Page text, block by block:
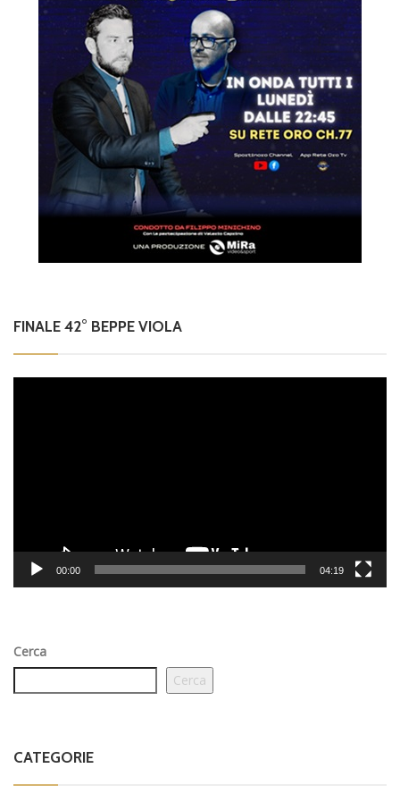
FINALE 42° BEPPE VIOLA
00:00 04:19
Cerca
Cerca
CATEGORIE